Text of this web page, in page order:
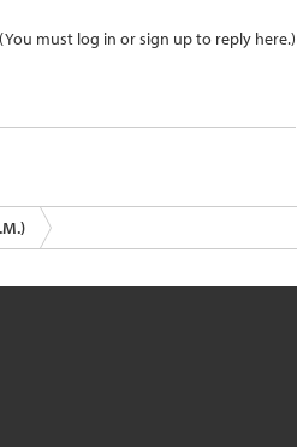
(You must log in or sign up to reply here.)